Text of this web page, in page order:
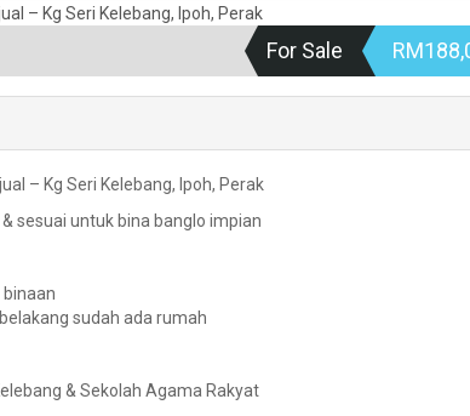
For Sale
– Kg Seri Kelebang, Ipoh, Perak
sesuai untuk bina banglo impian
sudah ada rumah
& Sekolah Agama Rakyat